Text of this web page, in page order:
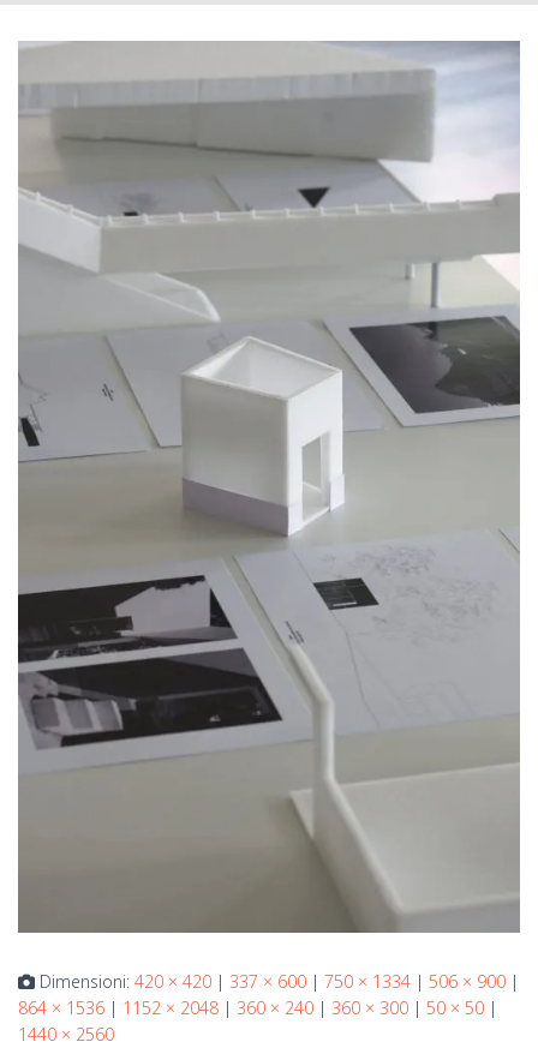
Dimensioni: 420 × 420 | 337 × 600 | 750 × 1334 | 506 × 900 |
864 × 1536 | 1152 × 2048 | 360 × 240 | 360 × 300 | 50 × 50 |
1440 × 2560